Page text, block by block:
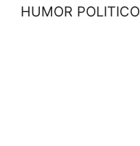
HUMOR POLITICO